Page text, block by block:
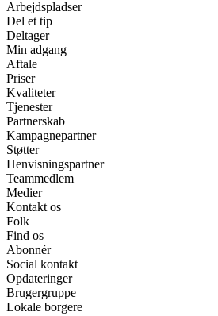
Arbejdspladser
Del et tip
Deltager
Min adgang
Aftale
Priser
Kvaliteter
Tjenester
Partnerskab
Kampagnepartner
Støtter
Henvisningspartner
Teammedlem
Medier
Kontakt os
Folk
Find os
Abonnér
Social kontakt
Opdateringer
Brugergruppe
Lokale borgere